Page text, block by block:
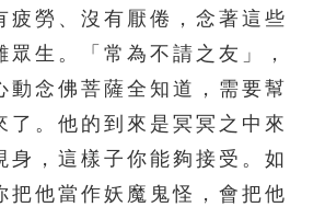
疲勞、沒有厭倦，念著這些
眾生。「常為不請之友」，
動念佛菩薩全知道，需要幫
了。他的到來是冥冥之中來
身，這樣子你能夠接受。如
把他當作妖魔鬼怪，會把他